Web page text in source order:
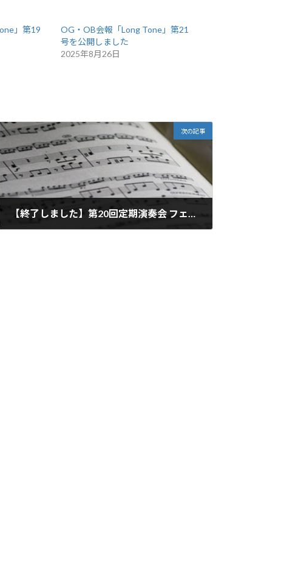
」第19
OG・OB会報「Long Tone」第21
号を公開しました
2025年8月26日
次の記事
【終了しました】第20回定期演奏会 フェリーチェコンサート 演奏参加者募集のご案内